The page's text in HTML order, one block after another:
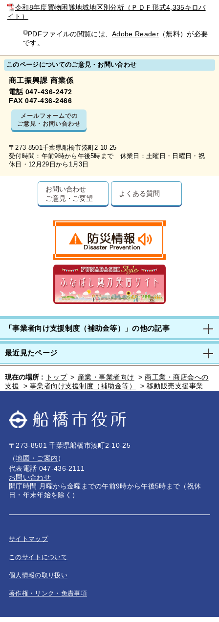
令和8年度買物困難地域地区別分析（ＰＤＦ形式4,335キロバ
イト）
PDFファイルの閲覧には、Adobe Reader （無料）が必要
です。
このページについてのご意見・お問い合わせ
商工振興課 商業係
電話 047-436-2472
FAX 047-436-2466
メールフォームでの
ご意見・お問い合わせ
〒273-8501千葉県船橋市湊町2-10-25
受付時間：午前9時から午後5時まで 休業日：土曜日・日曜日・祝
休日・12月29日から1月3日
お問い合わせ
ご意見・ご要望
よくある質問
「事業者向け支援制度（補助金等）」の他の記事
最近見たページ
現在の場所 : トップ > 産業・事業者向け > 商工業・商店会への
支援
> 事業者向け支援制度（補助金等） > 移動販売支援事業
〒273-8501 千葉県船橋市湊町2-10-25
（地図・ご案内）
代表電話 047-436-2111
お問い合わせ
開庁時間 月曜から金曜までの午前9時から午後5時まで（祝休
日・年末年始を除く）
サイトマップ
このサイトについて
個人情報の取り扱い
著作権・リンク・免責事項